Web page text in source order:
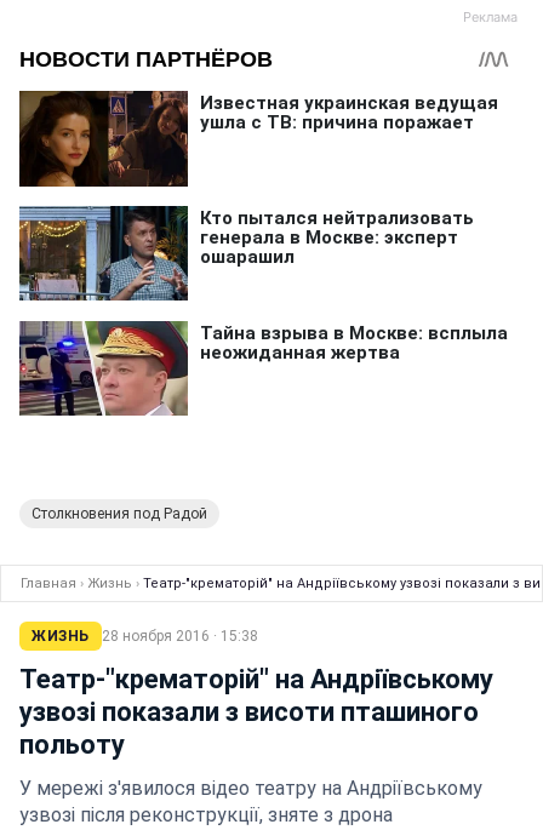
Столкновения под Радой
Главная › Жизнь › Театр-"крематорій" на Андріївському узвозі показали з
ЖИЗНЬ 28 ноября 2016 · 15:38
Театр-"крематорій" на Андріївському
узвозі показали з висоти пташиного
польоту
У мережі з'явилося відео театру на Андріївському
узвозі після реконструкції, зняте з дрона